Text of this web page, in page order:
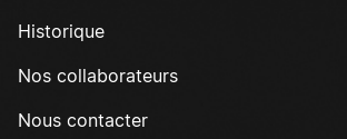
Historique
Nos collaborateurs
Nous contacter